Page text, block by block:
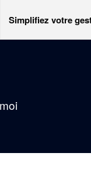
Simplifiez votre